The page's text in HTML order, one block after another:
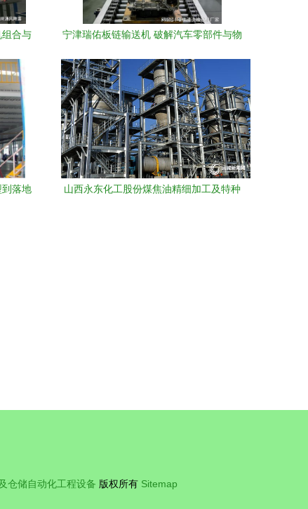
合与
宁津瑞佑板链输送机 破解汽车零部件与物
落地
山西永东化工股份煤焦油精细加工及特种
仓储自动化工程设备 版权所有 Sitemap